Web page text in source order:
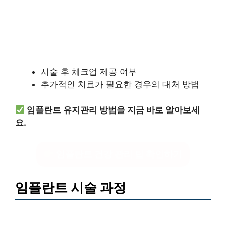
시술 후 체크업 제공 여부
추가적인 치료가 필요한 경우의 대처 방법
임플란트 유지관리 방법을 지금 바로 알아보세
요.
임플란트 시술 과정